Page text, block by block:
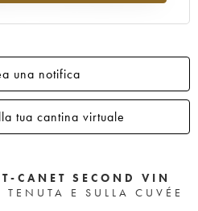
una notifica
tua cantina virtuale
CANET SECOND VIN
E SULLA CUVÉE